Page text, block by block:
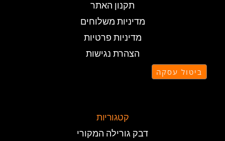
קטגוריות
דבק גורילה המקורי
תקנון האתר
מדיניות משלוחים
מדיניות פרטיות
הצהרת נגישות
ביטול עסקה